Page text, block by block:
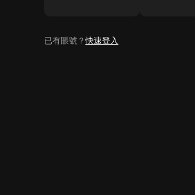
已有賬號？快速登入